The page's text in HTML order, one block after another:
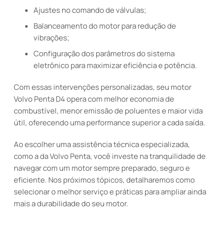
Ajustes no comando de válvulas;
Balanceamento do motor para redução de
vibrações;
Configuração dos parâmetros do sistema
eletrônico para maximizar eficiência e potência.
Com essas intervenções personalizadas, seu motor
Volvo Penta D4 opera com melhor economia de
combustível, menor emissão de poluentes e maior vida
útil, oferecendo uma performance superior a cada saída.
Ao escolher uma assistência técnica especializada,
como a da Volvo Penta, você investe na tranquilidade de
navegar com um motor sempre preparado, seguro e
eficiente. Nos próximos tópicos, detalharemos como
selecionar o melhor serviço e práticas para ampliar ainda
mais a durabilidade do seu motor.